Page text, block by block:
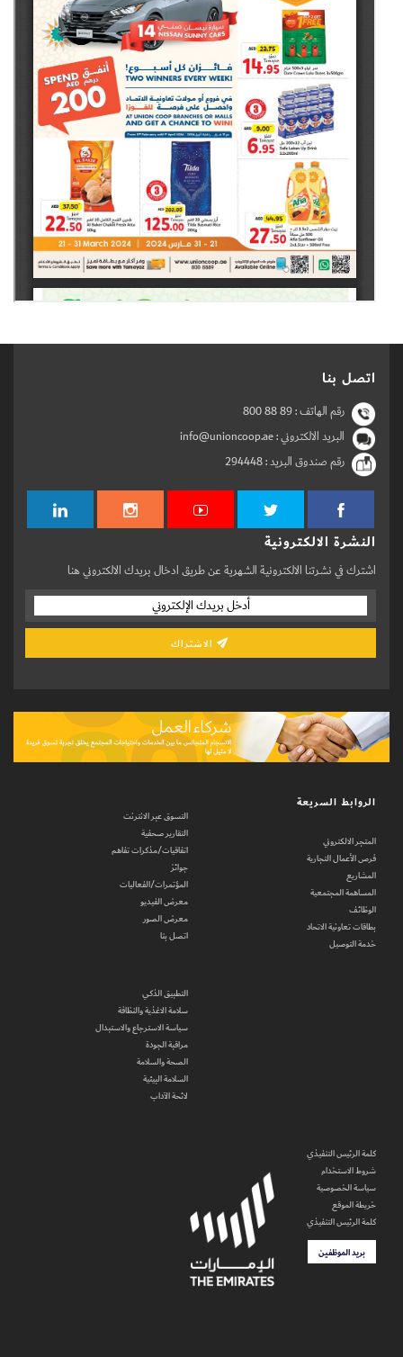
اتصل بنا
رقم الهاتف :800 88 89
البريد الالكتروني : info@unioncoop.ae
رقم صندوق البريد :294448
النشرة الالكترونية
اشترك في نشرتنا الالكترونية الشهرية عن طريق ادخال بريدك الالكتروني هنا
الروابط السريعة
المتجر الالكتروني
فرص الأعمال التجارية
المشاريع
المساهمة المجتمعية
الوظائف
بطاقات تعاونية الاتحاد
خدمة التوصيل
التسوق عبر الانترنت
التقارير صحفية
اتفاقيات/مذكرات تفاهم
جوائز
المؤتمرات/الفعاليات
معرض الفيديو
معرض الصور
اتصل بنا
التطبيق الذكي
سلامة الاغذية والنظافة
سياسة الاسترجاع والاستبدال
مراقبة الجودة
الصحة والسلامة
السلامة البيئية
لائحة الآداب
كلمة الرئيس التنفيذي
شروط الاستخدام
سياسة الخصوصية
خريطة الموقع
كلمة الرئيس التنفيذي
بريد الموظفين